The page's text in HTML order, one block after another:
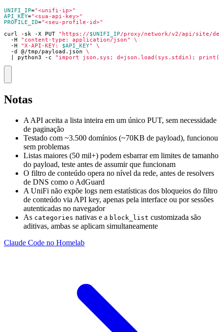
UNIFI_IP="<unifi-ip>"
API_KEY="<sua-api-key>"
PROFILE_ID="<seu-profile-id>"
curl -sk -X PUT "https://$UNIFI_IP/proxy/network/v2/api/site/
  -H
"content-type: application/json"
  -H
"X-API-KEY: $API_KEY"
  -d @/tmp/payload.json
python3 -c "import json,sys; d=json.load(sys.stdin);
Notas
A API aceita a lista inteira em um único PUT, sem necessidade
de paginação
Testado com ~3.500 domínios (~70KB de payload), funcionou
sem problemas
Listas maiores (50 mil+) podem esbarrar em limites de tamanho
do payload, teste antes de assumir que funcionam
O filtro de conteúdo opera no nível da rede, antes de resolvers
de DNS como o AdGuard
A UniFi não expõe logs nem estatísticas dos bloqueios do filtro
de conteúdo via API key, apenas pela interface ou por sessões
autenticadas no navegador
As categories nativas e a block_list customizada são
aditivas, ambas se aplicam simultaneamente
Claude Code no Homelab